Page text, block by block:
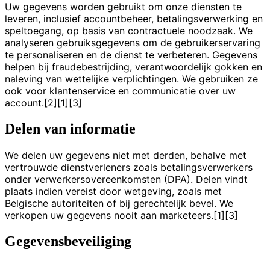
Uw gegevens worden gebruikt om onze diensten te
leveren, inclusief accountbeheer, betalingsverwerking en
speltoegang, op basis van contractuele noodzaak. We
analyseren gebruiksgegevens om de gebruikerservaring
te personaliseren en de dienst te verbeteren. Gegevens
helpen bij fraudebestrijding, verantwoordelijk gokken en
naleving van wettelijke verplichtingen. We gebruiken ze
ook voor klantenservice en communicatie over uw
account.[2][1][3]
Delen van informatie
We delen uw gegevens niet met derden, behalve met
vertrouwde dienstverleners zoals betalingsverwerkers
onder verwerkersovereenkomsten (DPA). Delen vindt
plaats indien vereist door wetgeving, zoals met
Belgische autoriteiten of bij gerechtelijk bevel. We
verkopen uw gegevens nooit aan marketeers.[1][3]
Gegevensbeveiliging